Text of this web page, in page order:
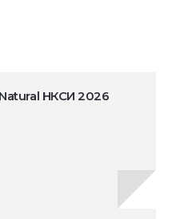
НКСИ 2026